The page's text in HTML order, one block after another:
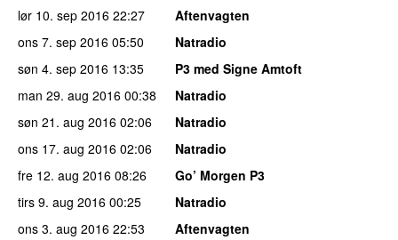
lør 10. sep 2016 22:27
Aftenvagten
ons 7. sep 2016 05:50
Natradio
søn 4. sep 2016 13:35
P3 med Signe Amtoft
man 29. aug 2016 00:38
Natradio
søn 21. aug 2016 02:06
Natradio
ons 17. aug 2016 02:06
Natradio
fre 12. aug 2016 08:26
Go’ Morgen P3
tirs 9. aug 2016 00:25
Natradio
ons 3. aug 2016 22:53
Aftenvagten